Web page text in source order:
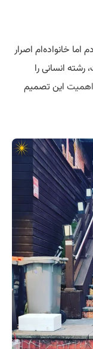
اما خانواده‌ام اصرار
رشته انسانی را
اهمیت این تصمیم